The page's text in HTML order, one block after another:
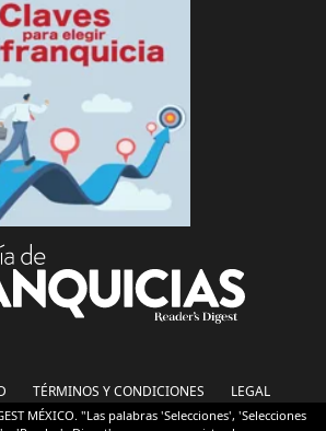
TÉRMINOS Y CONDICIONES LEGAL
MÉXICO. "Las palabras 'Selecciones', 'Selecciones